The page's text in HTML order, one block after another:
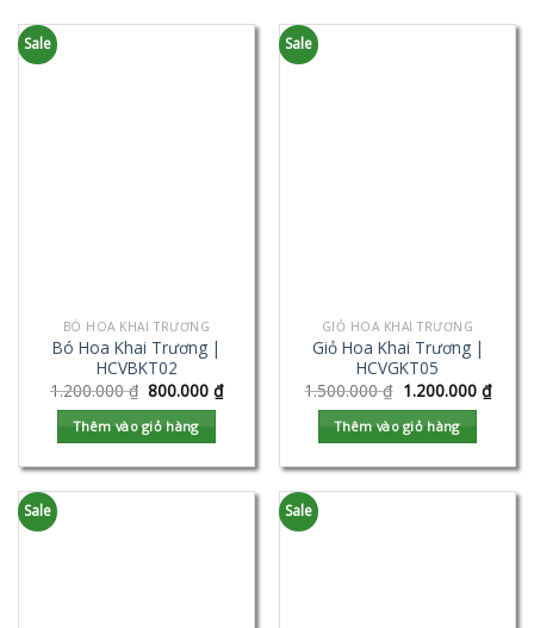
Sale
BÓ HOA KHAI TRƯƠNG
Bó Hoa Khai Trương |
HCVBKT02
1.200.000₫ 800.000₫
Thêm vào giỏ hàng
Sale
GIỎ HOA KHAI TRƯƠNG
Giỏ Hoa Khai Trương |
HCVGKT05
1.500.000₫ 1.200.000 ₫
Thêm vào giỏ hàng
Sale Sale